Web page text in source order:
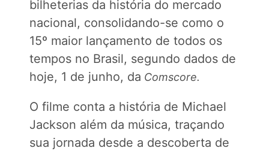
bilheterias da história do mercado
nacional, consolidando-se como o
15º maior lançamento de todos os
tempos no Brasil, segundo dados de
hoje, 1 de junho, da Comscore.
O filme conta a história de Michael
Jackson além da música, traçando
sua jornada desde a descoberta de